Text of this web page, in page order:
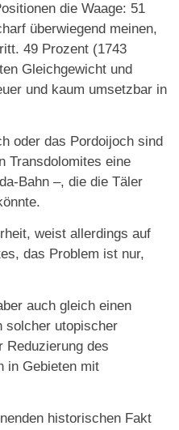
die Waage: 51
überwiegend meinen,
49 Prozent (1743
Gleichgewicht und
und kaum umsetzbar in
oder das Pordoijoch sind
Transdolomites eine
Bahn –, die die Täler
weist allerdings auf
das Problem ist nur,
auch gleich einen
solcher utopischer
Reduzierung des
in Gebieten mit
historischen Fakt